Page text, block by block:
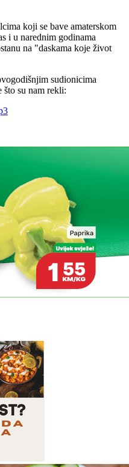
koji se bave amaterskom
i u narednim godinama
na "daskama koje život
sudionicima
što su nam rekli: